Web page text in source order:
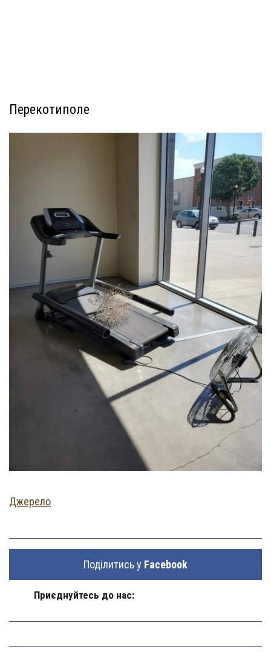
Перекотиполе
Джерело
Поділитись у Facebook
Приєднуйтесь до нас: